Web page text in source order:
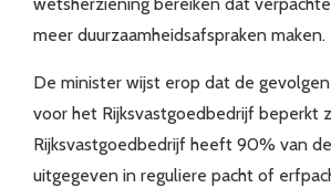
meer duurzaamheidsafspraken maken.
De minister wijst erop dat de
voor het Rijksvastgoedbedrijf beperkt
Rijksvastgoedbedrijf heeft 90% van
uitgegeven in reguliere pacht of